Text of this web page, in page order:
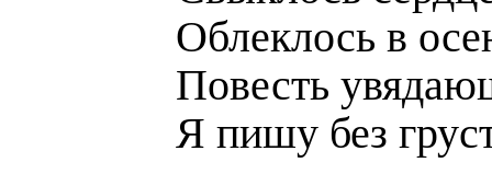
Облеклось в
Повесть
Я пишу без